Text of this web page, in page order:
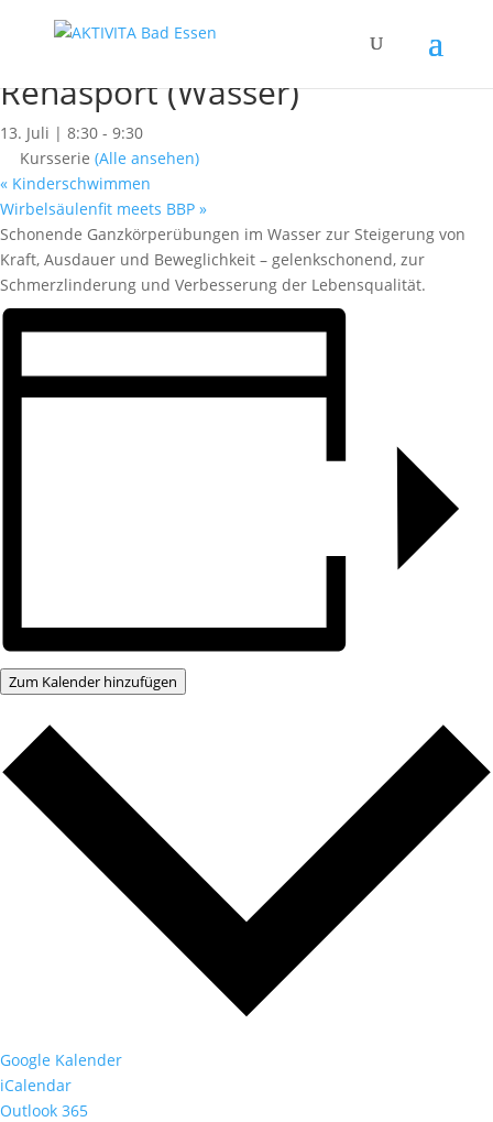
« Alle Kurse
Rehasport (Wasser)
13. Juli | 8:30 - 9:30
Kursserie (Alle ansehen)
« Kinderschwimmen
Wirbelsäulenfit meets BBP »
Schonende Ganzkörperübungen im Wasser zur Steigerung von
Kraft, Ausdauer und Beweglichkeit – gelenkschonend, zur
Schmerzlinderung und Verbesserung der Lebensqualität.
Zum Kalender hinzufügen
Google Kalender
iCalendar
Outlook 365